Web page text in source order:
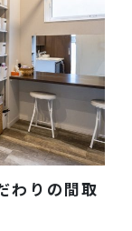
わりの間取